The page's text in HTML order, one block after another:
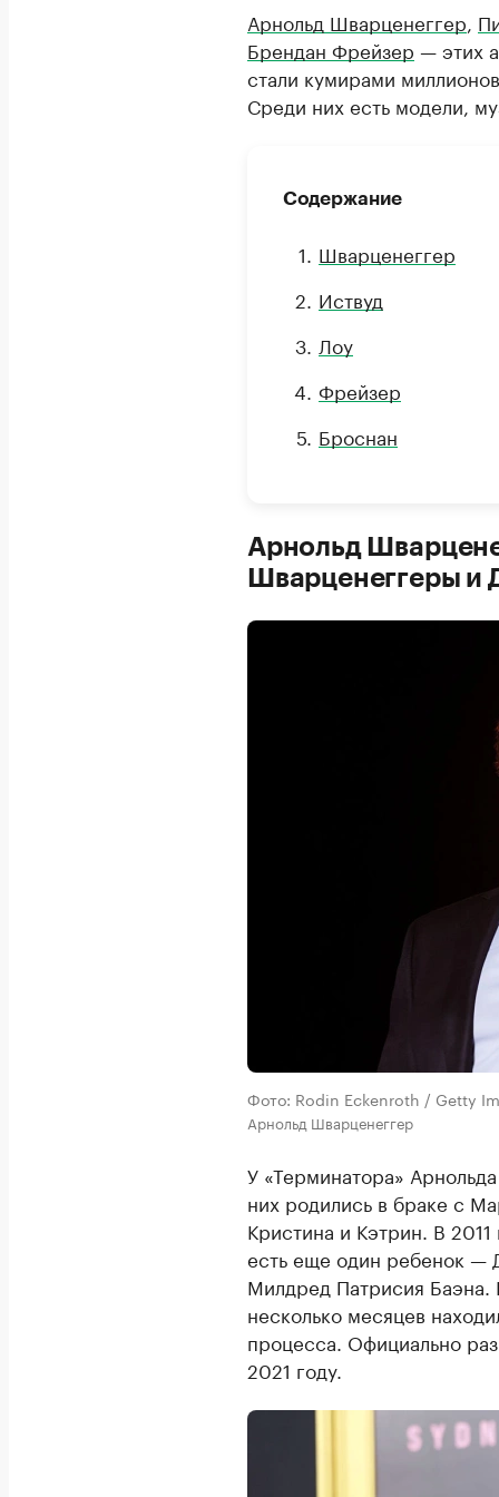
Арнольд Шварценеггер
Брендан Фрейзер — этих
стали кумирами
Среди них есть модели,
Содержание
Шварценеггер
Иствуд
Лоу
Фрейзер
Броснан
Арнольд
Шварценеггеры и
Фото: Rodin Eckenroth / Getty
Арнольд Шварценеггер
У «Терминатора»
них родились в браке с
Кристина и Кэтрин. В
есть еще один ребенок —
Милдред Патрисия
несколько месяцев
процесса. Официально
2021 году.